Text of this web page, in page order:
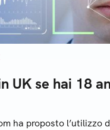
UK se hai 18
ha proposto l’utilizzo